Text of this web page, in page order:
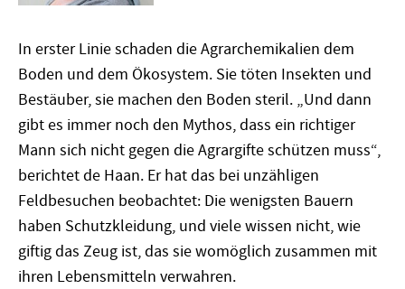
In erster Linie schaden die Agrarchemikalien dem
Boden und dem Ökosystem. Sie töten Insekten und
Bestäuber, sie machen den Boden steril. „Und dann
gibt es immer noch den Mythos, dass ein richtiger
Mann sich nicht gegen die Agrargifte schützen muss“,
berichtet de Haan. Er hat das bei unzähligen
Feldbesuchen beobachtet: Die wenigsten Bauern
haben Schutzkleidung, und viele wissen nicht, wie
giftig das Zeug ist, das sie womöglich zusammen mit
ihren Lebensmitteln verwahren.